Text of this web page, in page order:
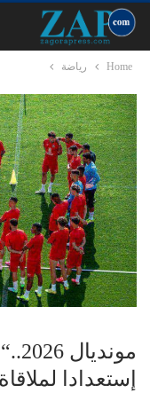
Home رياضة
إستعدادا